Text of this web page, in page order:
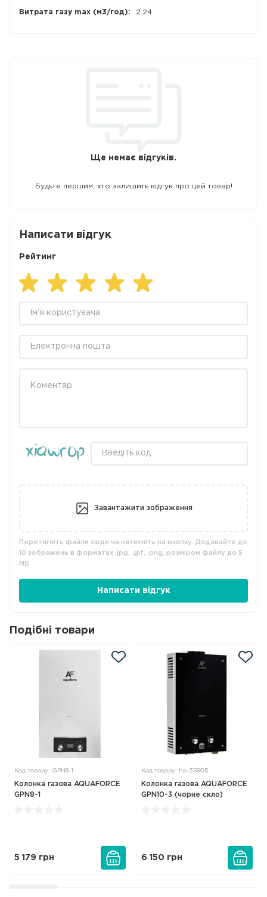
Витрата газу max (м3/год): 2.24
Ще немає відгуків.
Будьте першим, хто залишить відгук про цей товар!
Написати відгук
Рейтинг
Завантажити зображення
Перетягніть файли сюди чи натисніть на кнопку. Додавайте до
10 зображень в форматах .jpg, .gif, .png, розміром файлу до 5
МБ
Написати відгук
Подібні товари
Код товару: GPN8-1
Колонка газова AQUAFORCE
GPN8-1
5 179 грн
Код товару: hp-35805
Колонка газова AQUAFORCE
GPN10-3 (чорне скло)
6 150 грн